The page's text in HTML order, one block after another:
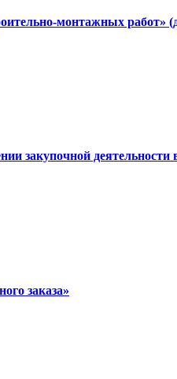
монтажных работ»
закупочной деятельности
заказа»